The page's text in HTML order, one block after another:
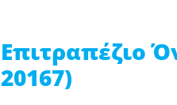
Επιτραπέζιο
20167)